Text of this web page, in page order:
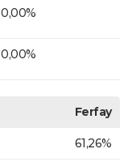
0,00%
0,00%
Ferfay
61,26%